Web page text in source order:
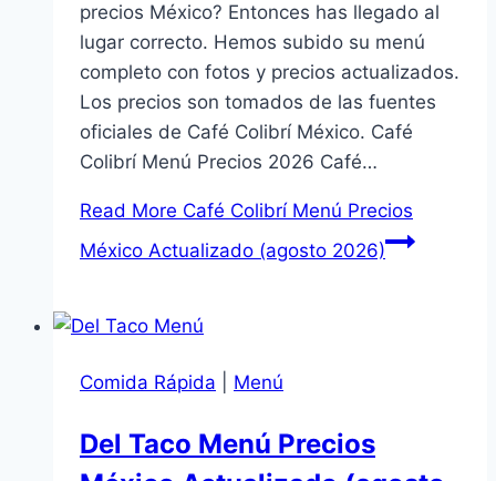
precios México? Entonces has llegado al
lugar correcto. Hemos subido su menú
completo con fotos y precios actualizados.
Los precios son tomados de las fuentes
oficiales de Café Colibrí México. Café
Colibrí Menú Precios 2026 Café…
Read More Café Colibrí Menú Precios
México Actualizado (agosto 2026)
Comida Rápida Menú
Del Taco Menú Precios